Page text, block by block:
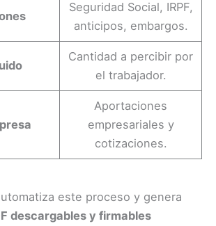
Seguridad Social, IRPF,
anticipos, embargos.
Cantidad a percibir por
el trabajador.
Aportaciones
empresariales y
cotizaciones.
este proceso y genera
descargables y firmables